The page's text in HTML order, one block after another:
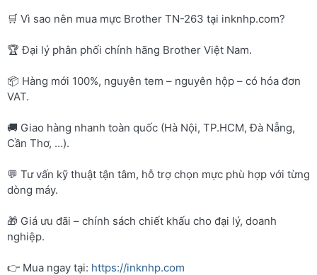
🛒 Vì sao nên mua mực Brother TN-263 tại inknhp.com?
🏆 Đại lý phân phối chính hãng Brother Việt Nam.
📦 Hàng mới 100%, nguyên tem – nguyên hộp – có hóa đơn
VAT.
🚚 Giao hàng nhanh toàn quốc (Hà Nội, TP.HCM, Đà Nẵng,
Cần Thơ, …).
💬 Tư vấn kỹ thuật tận tâm, hỗ trợ chọn mực phù hợp với từng
dòng máy.
🎁 Giá ưu đãi – chính sách chiết khấu cho đại lý, doanh
nghiệp.
👉 Mua ngay tại: https://inknhp.com